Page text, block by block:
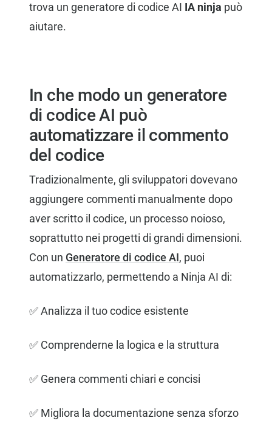
trova un generatore di codice AI IA ninja può
aiutare.
In che modo un generatore
di codice AI può
automatizzare il commento
del codice
Tradizionalmente, gli sviluppatori dovevano
aggiungere commenti manualmente dopo
aver scritto il codice, un processo noioso,
soprattutto nei progetti di grandi dimensioni.
Con un Generatore di codice AI, puoi
automatizzarlo, permettendo a Ninja AI di:
✅ Analizza il tuo codice esistente
✅ Comprenderne la logica e la struttura
✅ Genera commenti chiari e concisi
✅ Migliora la documentazione senza sforzo